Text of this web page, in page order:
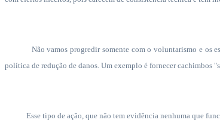
Não vamos progredir somente com o voluntarismo e os
política de redução de danos. Um exemplo é fornecer cachimbos
Esse tipo de ação, que não tem evidência nenhuma que